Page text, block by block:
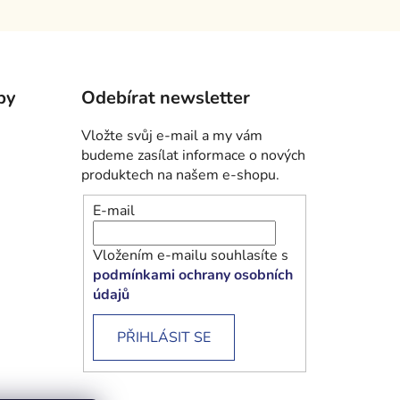
Odebírat newsletter
Vložte svůj e-mail a my vám
budeme zasílat informace o nových
produktech na našem e-shopu.
E-mail
Vložením e-mailu souhlasíte s
podmínkami ochrany osobních
údajů
PŘIHLÁSIT SE